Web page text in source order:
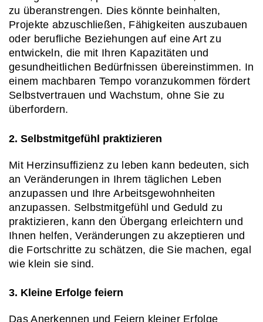
zu überanstrengen. Dies könnte beinhalten,
Projekte abzuschließen, Fähigkeiten auszubauen
oder berufliche Beziehungen auf eine Art zu
entwickeln, die mit Ihren Kapazitäten und
gesundheitlichen Bedürfnissen übereinstimmen. In
einem machbaren Tempo voranzukommen fördert
Selbstvertrauen und Wachstum, ohne Sie zu
überfordern.
2. Selbstmitgefühl praktizieren
Mit Herzinsuffizienz zu leben kann bedeuten, sich
an Veränderungen in Ihrem täglichen Leben
anzupassen und Ihre Arbeitsgewohnheiten
anzupassen. Selbstmitgefühl und Geduld zu
praktizieren, kann den Übergang erleichtern und
Ihnen helfen, Veränderungen zu akzeptieren und
die Fortschritte zu schätzen, die Sie machen, egal
wie klein sie sind.
3. Kleine Erfolge feiern
Das Anerkennen und Feiern kleiner Erfolge